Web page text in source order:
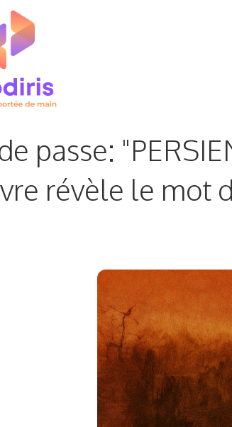
passe:
révèle le mot